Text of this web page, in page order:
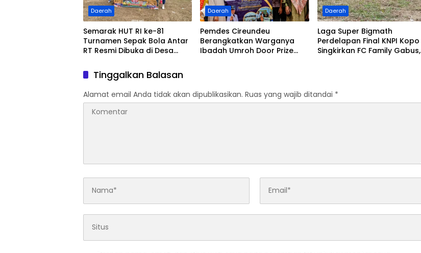
Daerah
Semarak HUT RI ke-81
Turnamen Sepak Bola Antar
RT Resmi Dibuka di Desa
Tigaraksa di Ikuti 20 RT
Daerah
Pemdes Cireundeu
Berangkatkan Warganya
Ibadah Umroh Door Prize
Daerah
Laga Super Bigmath
Perdelapan Final KNPI Kopo
Singkirkan FC Family Gabus,
Tinggalkan Balasan
Alamat email Anda tidak akan dipublikasikan. Ruas yang wajib ditandai *